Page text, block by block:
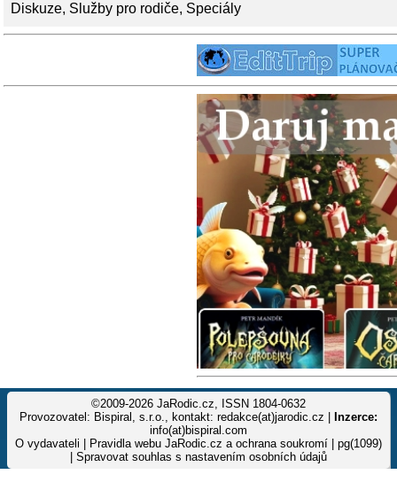
Diskuze, Služby pro rodiče, Speciály
©2009-2026 JaRodic.cz, ISSN 1804-0632
Provozovatel: Bispiral, s.r.o., kontakt: redakce(at)jarodic.cz |
Inzerce:
info(at)bispiral.com
O vydavateli
Pravidla webu JaRodic.cz a ochrana soukromí | pg(1099)
Spravovat souhlas s nastavením osobních údajů